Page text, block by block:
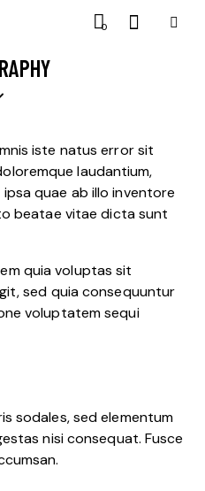
0
iste natus error sit
laudantium,
quae ab illo inventore
beatae vitae dicta sunt
quia voluptas sit
sed quia consequuntur
voluptatem sequi
sodales, sed elementum
nisi consequat. Fusce